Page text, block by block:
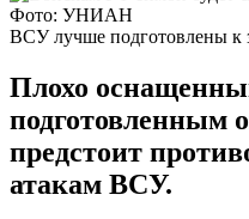
Фото: УНИАН
ВСУ лучше подготовлены к
Плохо
подготовленным
предстоит
атакам ВСУ.